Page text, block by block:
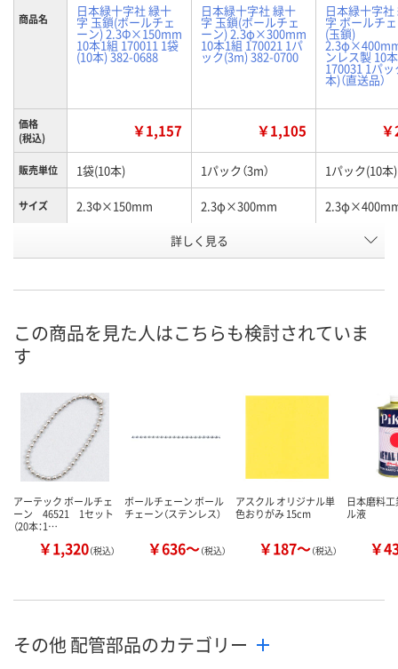
商品名 日本緑十字社 緑十
字 玉鎖(ボールチェ
ーン) 2.3Φ×150mm
10本1組 170011 1袋
(10本) 382-0688
日本緑十字社 緑十
字 玉鎖(ボールチェ
ーン) 2.3φ×300mm
10本1組 170021 1パ
ック(3m) 382-0700
日本緑十字社
字 ボールチ
(玉鎖)
ンレス製 10
170031 1パッ
本)（直送品）
価格
(税込)
￥1,157 ￥1,105
販売単位 1袋(10本) 1パック（3m） 1パック(10本)
サイズ 2.3Φ×150mm 2.3φ×300mm
7408011 7410744
カ
詳しく見る
この商品を見た人はこちらも検討されていま
す
アーテック ボールチェ
ーン 46521 1セット
（20本：1…
￥1,320（税込）
ボールチェーン ボール
チェーン（ステンレス）
￥636～（税込）
アスクル オリジナル単
色おりがみ 15cm
￥187～（税込）
日本磨料
ル液
￥
その他 配管部品のカテゴリー